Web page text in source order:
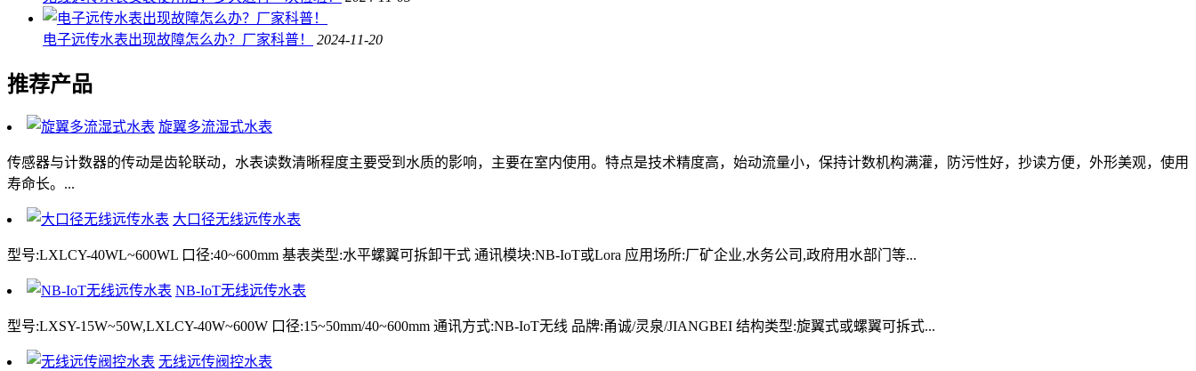
电子远传水表出现故障怎么办？厂家科普！ 2024-11-20
推荐产品
旋翼多流湿式水表
传感器与计数器的传动是齿轮联动，水表读数清晰程度主要受到水质的影响，主要在室内使用。特点是技术精度高，始动流量小，保持计数机构满灌，防污性好，抄读方便，外形美观，使用
寿命长。...
大口径无线远传水表
型号:LXLCY-40WL~600WL 口径:40~600mm 基表类型:水平螺翼可拆卸干式 通讯模块:NB-IoT或Lora 应用场所:厂矿企业,水务公司,政府用水部门等...
NB-IoT无线远传水表
型号:LXSY-15W~50W,LXLCY-40W~600W 口径:15~50mm/40~600mm 通讯方式:NB-IoT无线 品牌:甬诚/灵泉/JIANGBEI 结构类型:旋翼式或螺翼可拆式...
无线远传阀控水表